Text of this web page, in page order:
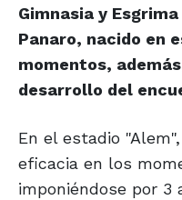
Gimnasia y
Panaro, nacido en
momentos,
desarrollo del
En el estadio
eficacia en los
imponiéndose por 3